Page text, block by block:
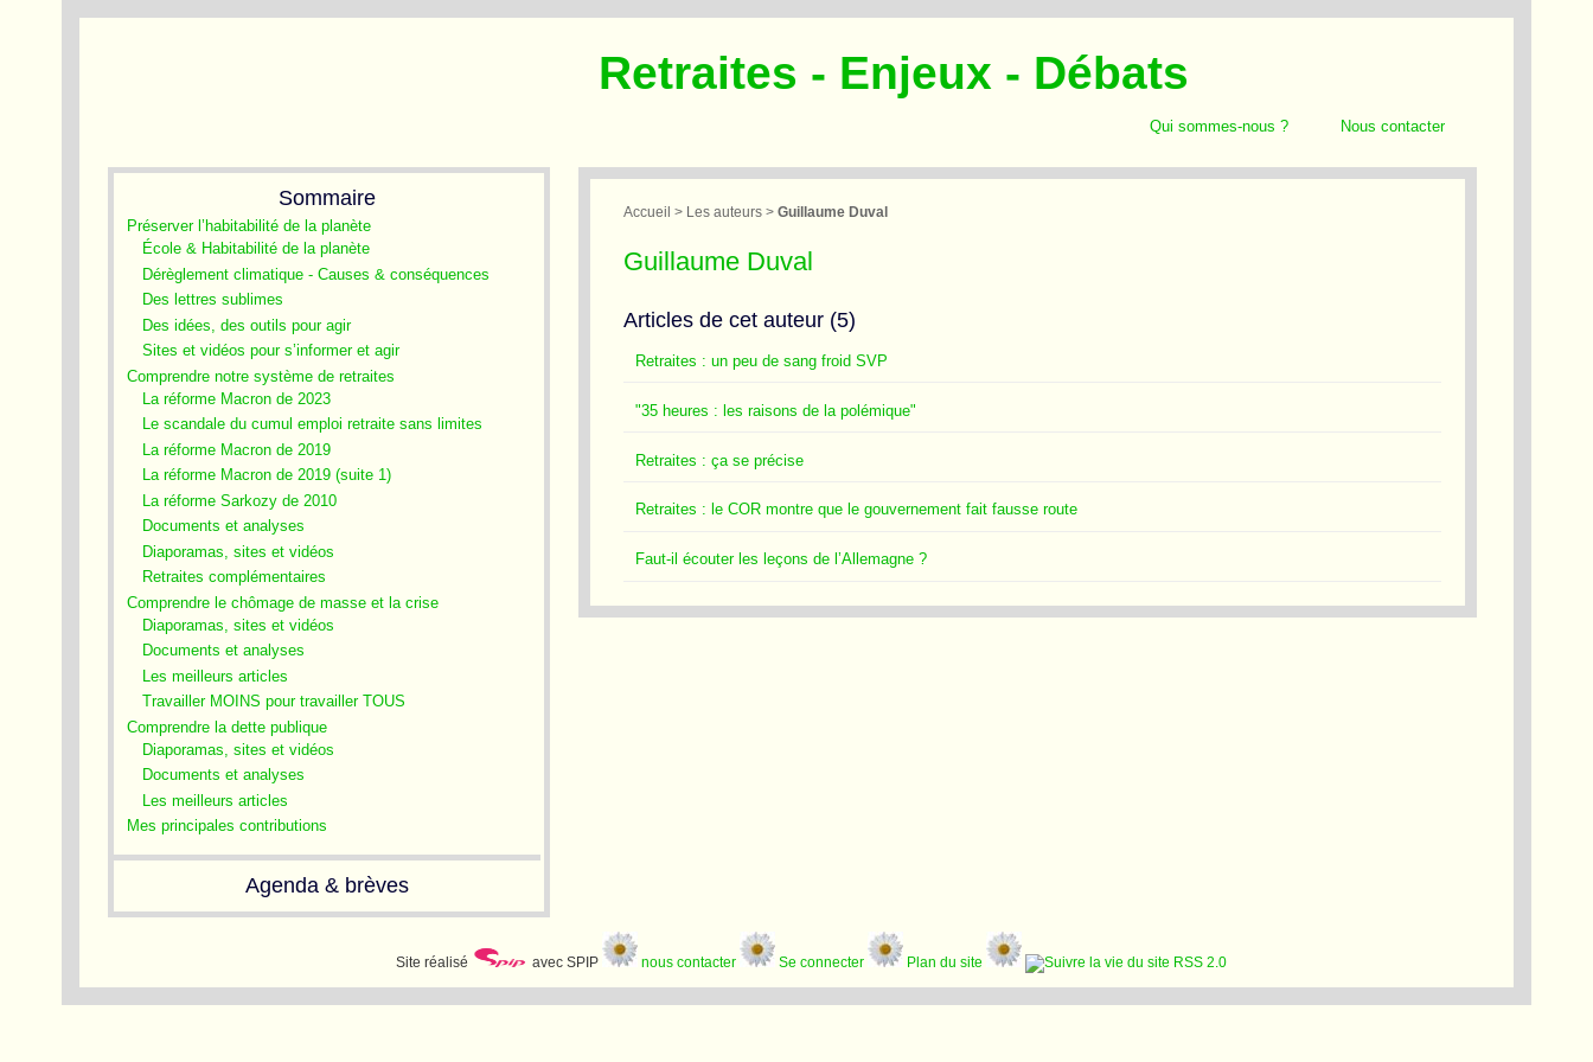
Retraites - Enjeux - Débats
Qui sommes-nous ? Nous contacter
Sommaire
Préserver l’habitabilité de la planète
École & Habitabilité de la planète
Dérèglement climatique - Causes & conséquences
Des lettres sublimes
Des idées, des outils pour agir
Sites et vidéos pour s’informer et agir
Comprendre notre système de retraites
La réforme Macron de 2023
Le scandale du cumul emploi retraite sans limites
La réforme Macron de 2019
La réforme Macron de 2019 (suite 1)
La réforme Sarkozy de 2010
Documents et analyses
Diaporamas, sites et vidéos
Retraites complémentaires
Comprendre le chômage de masse et la crise
Diaporamas, sites et vidéos
Documents et analyses
Les meilleurs articles
Travailler MOINS pour travailler TOUS
Comprendre la dette publique
Diaporamas, sites et vidéos
Documents et analyses
Les meilleurs articles
Mes principales contributions
Agenda & brèves
Accueil > Les auteurs > Guillaume Duval
Guillaume Duval
Articles de cet auteur (5)
Retraites : un peu de sang froid SVP
"35 heures : les raisons de la polémique"
Retraites : ça se précise
Retraites : le COR montre que le gouvernement fait fausse route
Faut-il écouter les leçons de l’Allemagne ?
Site réalisé avec SPIP nous contacter Se connecter Plan du site RSS 2.0